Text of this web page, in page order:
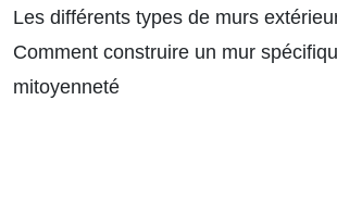
Les différents types de murs
Comment construire un mur
mitoyenneté